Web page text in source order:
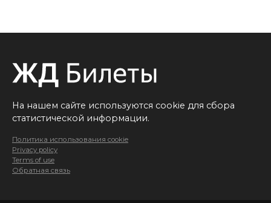
На нашем сайте используются cookie для сбора
статистической информации.
Политика использования cookie
Privacy policy
Terms of use
Обратная связь